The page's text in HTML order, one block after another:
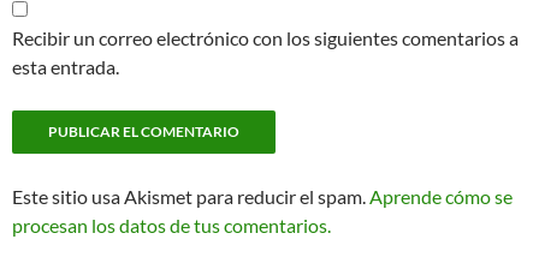
Recibir un correo electrónico con los siguientes comentarios a
esta entrada.
Este sitio usa Akismet para reducir el spam.Aprende cómo se
procesan los datos de tus comentarios.